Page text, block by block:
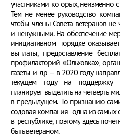
участниками которых, неизменно
Тем не менее руководство
чтобы члены Совета ветеранов не
и ненужными. На обеспечение
инициативном порядке
выплаты, предоставление
профилакторий «Ольховка»,
газеты и др – в 2020 году
текущем году на поддержку
планирует выделить на четверть
в предыдущем. По признанию
содовая компания - одна из
в республике, поэтому здесь
быть ветераном.